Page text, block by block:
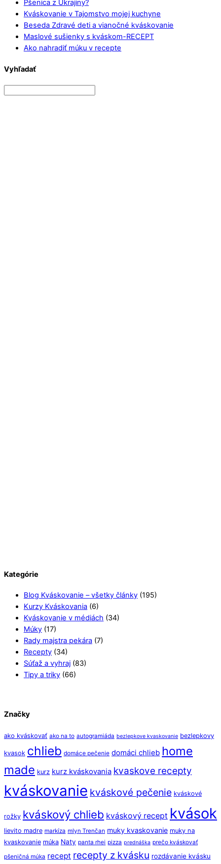
Pšenica z Ukrajiny?
Kváskovanie v Tajomstvo mojej kuchyne
Beseda Zdravé deti a vianočné kváskovanie
Maslové sušienky s kváskom-RECEPT
Ako nahradiť múku v recepte
Vyhľadať
Kategórie
Blog Kváskovanie – všetky články (195)
Kurzy Kváskovania (6)
Kváskovanie v médiách (34)
Múky (17)
Rady majstra pekára (7)
Recepty (34)
Súťaž a vyhraj (83)
Tipy a triky (66)
Značky
ako kváskovať ako na to autogramiáda bezlepkove kvaskovanie bezlepkovy
kvasok chlieb domáce pečenie domáci chlieb home
made kurz kurz kváskovania kvaskove recepty
kváskovanie kváskové pečenie kváskové
rožky kváskový chlieb kváskový recept kvások
lievito madre markíza mlyn Trenčan muky kvaskovanie muky na
kvaskovanie múka Naty panta rhei pizza prednáška prečo kváskovať
pšeničná múka recept recepty z kvásku rozdávanie kvásku